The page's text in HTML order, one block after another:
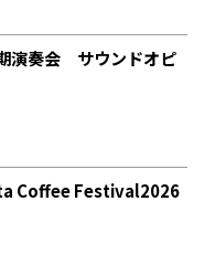
演奏会 サウンドオピ
Coffee Festival2026